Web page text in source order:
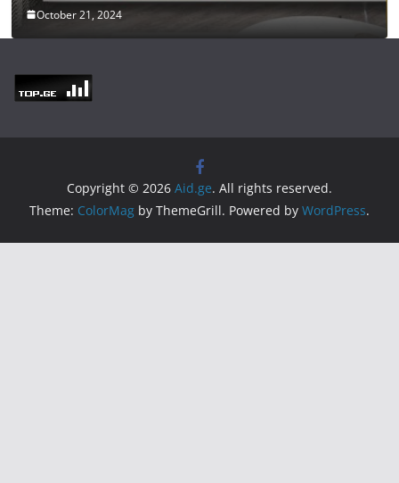
October 21, 2024
Copyright © 2026 Aid.ge. All rights reserved.
Theme: ColorMag by ThemeGrill. Powered by WordPress.